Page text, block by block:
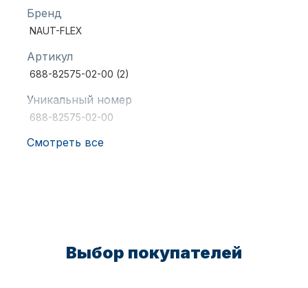
Аксессуары для лодок и
катеров
лодочных моторов
Бренд
NAUT-FLEX
Артикул
688-82575-02-00 (2)
Уникальный номер
688-82575-02-00
Смотреть все
Выбор покупателей